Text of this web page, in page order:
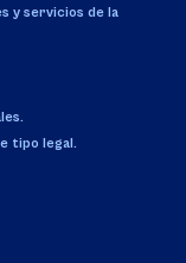
y servicios de la
tipo legal.